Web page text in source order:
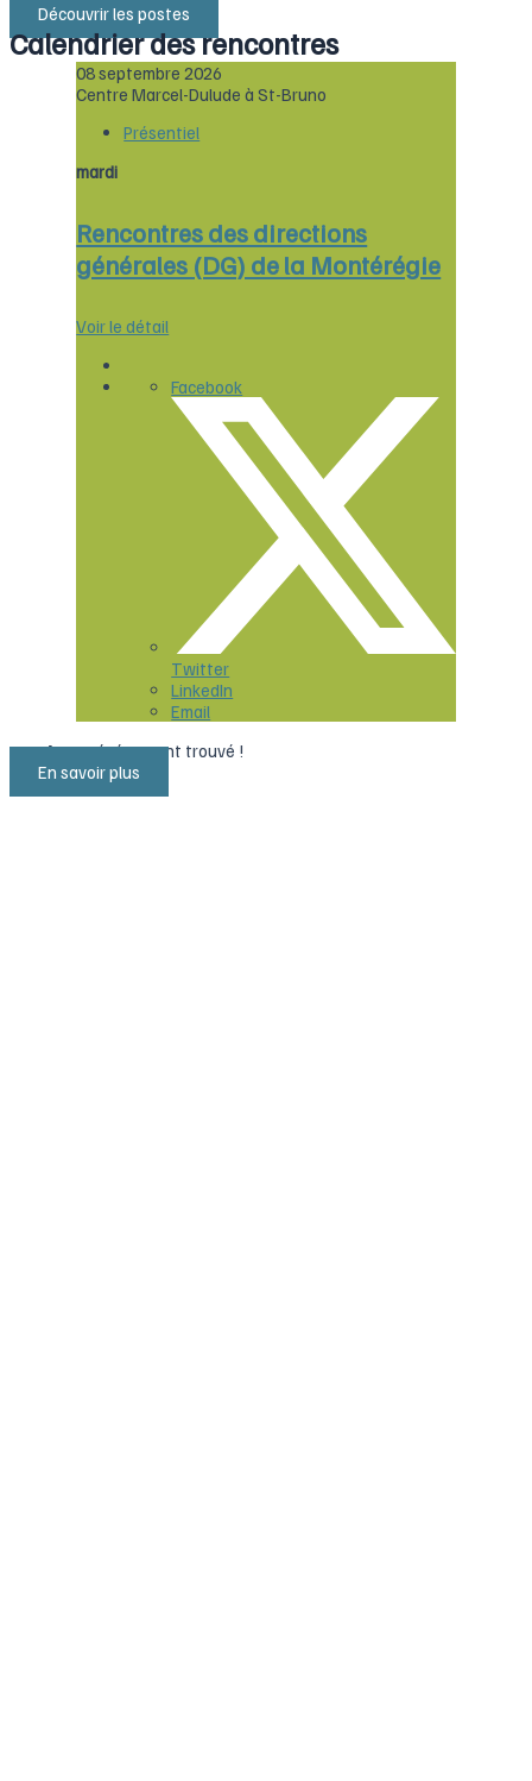
Découvrir les postes
Calendrier des rencontres
08 septembre 2026
Centre Marcel-Dulude à St-Bruno
Présentiel
mardi
Rencontres des directions
générales (DG) de la Montérégie
Voir le détail
Facebook
Twitter
LinkedIn
Email
Aucun événement trouvé !
En savoir plus